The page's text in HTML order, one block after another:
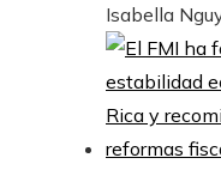
Isabella